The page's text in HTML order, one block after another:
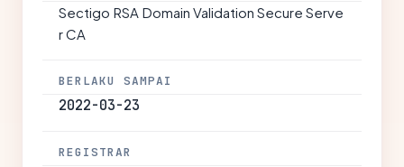
Sectigo RSA Domain Validation Secure Serve
r CA
BERLAKU SAMPAI
2022-03-23
REGISTRAR